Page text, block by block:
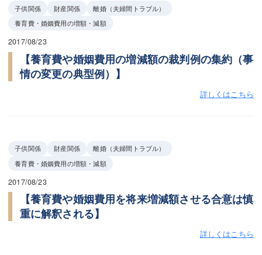
子供関係 財産関係
離婚（夫婦間トラブル）
養育費・婚姻費用の増額・減額
2017/08/23
【養育費や婚姻費用の増減額の裁判例の集約（事
情の変更の典型例）】
詳しくはこちら
子供関係 財産関係
離婚（夫婦間トラブル）
養育費・婚姻費用の増額・減額
2017/08/23
【養育費や婚姻費用を将来増減額させる合意は慎
重に解釈される】
詳しくはこちら